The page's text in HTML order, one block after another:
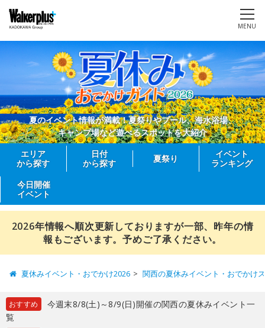
MENU
夏のイベント情報が満載！夏祭りやプール、海水浴場、
キャンプ場など遊べるスポットを大紹介
エリア
から探す
日付
から探す
夏祭り
イベント
ランキング
今日開催
イベント
2026年情報へ順次更新しておりますが一部、昨年の情
報もございます。予めご了承ください。
夏休みイベント・おでかけ2026 関西の夏休みイベント・おでかけ
おすすめ
今週末8/8(土)～8/9(日)開催の関西の夏休みイベント一
覧